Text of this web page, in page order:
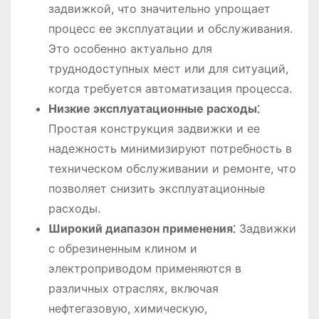
задвижкой, что значительно упрощает
процесс ее эксплуатации и обслуживания.
Это особенно актуально для
труднодоступных мест или для ситуаций,
когда требуется автоматизация процесса.
Низкие эксплуатационные расходы⁚
Простая конструкция задвижки и ее
надежность минимизируют потребность в
техническом обслуживании и ремонте, что
позволяет снизить эксплуатационные
расходы.
Широкий диапазон применения⁚Задвижки
с обрезиненным клином и
электроприводом применяются в
различных отраслях, включая
нефтегазовую, химическую,